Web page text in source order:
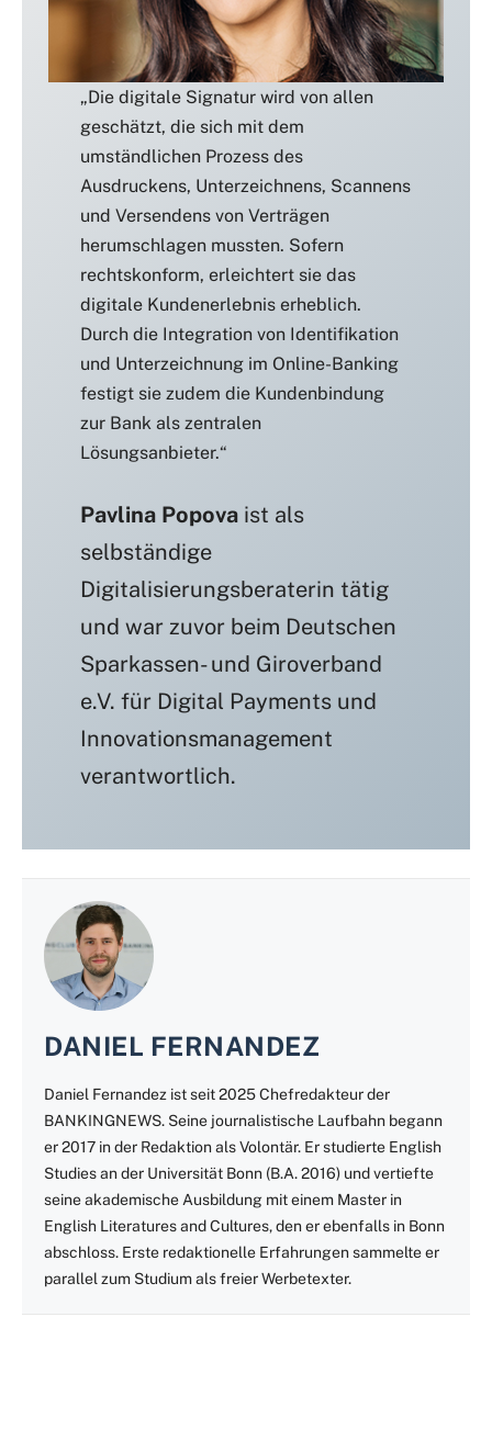
„Die digitale Signatur wird von allen
geschätzt, die sich mit dem
umständlichen Prozess des
Ausdruckens, Unterzeichnens, Scannens
und Versendens von Verträgen
herumschlagen mussten. Sofern
rechtskonform, erleichtert sie das
digitale Kundenerlebnis erheblich.
Durch die Integration von Identifikation
und Unterzeichnung im Online-Banking
festigt sie zudem die Kundenbindung
zur Bank als zentralen
Lösungsanbieter.“
Pavlina Popovaist als
selbständige
Digitalisierungsberaterin tätig
und war zuvor beim Deutschen
Sparkassen- und Giroverband
e.V. für Digital Payments und
Innovationsmanagement
verantwortlich.
DANIEL FERNANDEZ
Daniel Fernandez ist seit 2025 Chefredakteur der
BANKINGNEWS. Seine journalistische Laufbahn begann
er 2017 in der Redaktion als Volontär. Er studierte English
Studies an der Universität Bonn (B.A. 2016) und vertiefte
seine akademische Ausbildung mit einem Master in
English Literatures and Cultures, den er ebenfalls in Bonn
abschloss. Erste redaktionelle Erfahrungen sammelte er
parallel zum Studium als freier Werbetexter.